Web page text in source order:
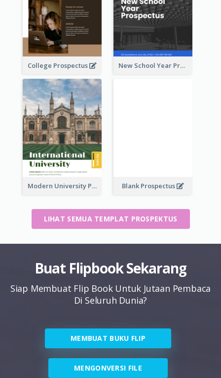
College Prospectus New School Year Prospectus
Modern University Prospectus Blank Prospectus
LIHAT SEMUA TEMPLAT PROSPEKTUS
Buat Flipbook Sekarang
Siap Membuat Flip Book Untuk Jutaan Pembaca
Di Seluruh Dunia?
MEMBUAT BUKU FLIP
MENGONVERSI FILE